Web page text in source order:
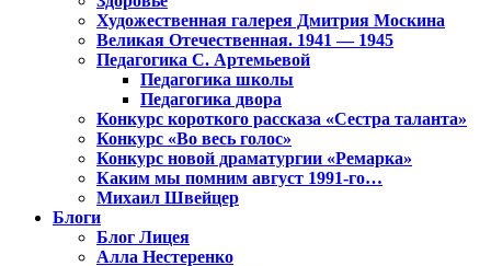
Художественная галерея Дмитрия Москина
Великая Отечественная. 1941 — 1945
Педагогика С. Артемьевой
Педагогика школы
Педагогика двора
Конкурс короткого рассказа «Сестра таланта»
Конкурс «Во весь голос»
Конкурс новой драматургии «Ремарка»
Каким мы помним август 1991-го…
Михаил Швейцер
Блоги
Блог Лицея
Алла Нестеренко